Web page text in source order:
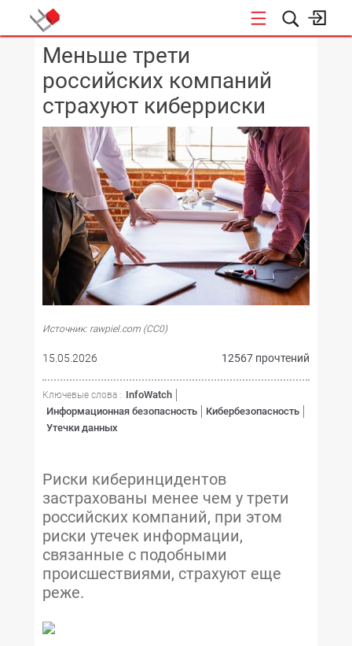
КОНФЕРЕНЦИИ
Меньше трети
российских компаний
страхуют киберриски
Источник: rawpiel.com (CC0)
15.05.2026 12567 прочтений
Ключевые слова : InfoWatch
Информационная безопасность
Кибербезопасность
Утечки данных
Риски киберинцидентов
застрахованы менее чем у трети
российских компаний, при этом
риски утечек информации,
связанные с подобными
происшествиями, страхуют еще
реже.